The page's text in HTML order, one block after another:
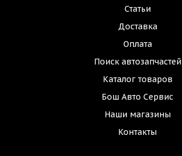
Статьи
Доставка
Оплата
Поиск автозапчастей
Каталог товаров
Бош Авто Сервис
Наши магазины
Контакты